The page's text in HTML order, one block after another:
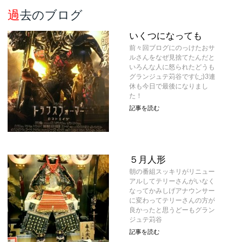
過去のブログ
いくつになっても
前々回ブログにのっけたおサ
ルさんをなぜ見捨てたんだと
いろんな人に怒られたどうも
グランジュテ苅谷です(;_;)3連
休も今日で最後になりまし
た！
記事を読む
５月人形
朝の番組スッキリがリニュー
アルしてテリーさんがいなく
なってかみしげアナウンサー
に変わってテリーさんの方が
良かったと思うどーもグラン
ジュテ苅谷
記事を読む